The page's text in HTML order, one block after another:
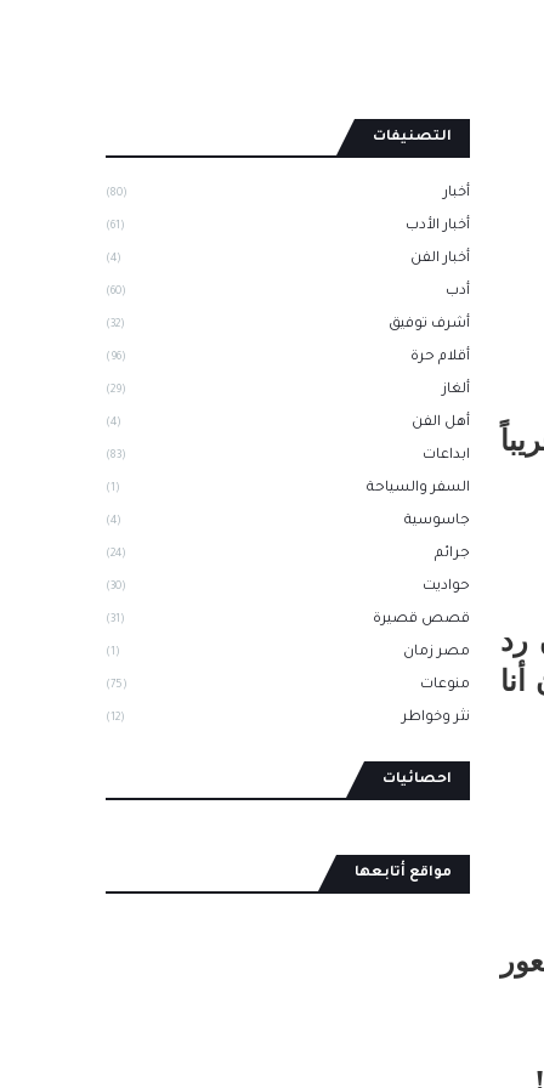
رد
التصنيفات
أخبار (80)
أخبار الأدب (61)
أخبار الفن (4)
أدب (60)
أشرف توفيق (32)
أقلام حرة (96)
ألغاز (29)
أهل الفن (4)
ابداعات (83)
السفر والسياحة (1)
جاسوسية (4)
جرائم (24)
حواديت (30)
قصص قصيرة (31)
مصر زمان (1)
منوعات (75)
نثر وخواطر (12)
احصائيات
مواقع أتابعها